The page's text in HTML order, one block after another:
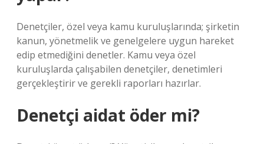
Denetçiler, özel veya kamu kuruluşlarında; şirketin
kanun, yönetmelik ve genelgelere uygun hareket
edip etmediğini denetler. Kamu veya özel
kuruluşlarda çalışabilen denetçiler, denetimleri
gerçekleştirir ve gerekli raporları hazırlar.
Denetçi aidat öder mi?